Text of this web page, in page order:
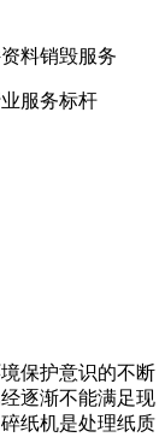
料销毁服务
服务标杆
保护意识的不断
逐渐不能满足现
纸机是处理纸质